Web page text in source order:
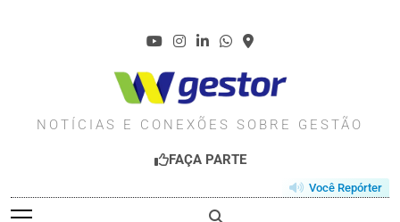
WGESTOR.COM.BR
NOTÍCIAS E CONEXÕES SOBRE GESTÃO
FAÇA PARTE
Você Repórter